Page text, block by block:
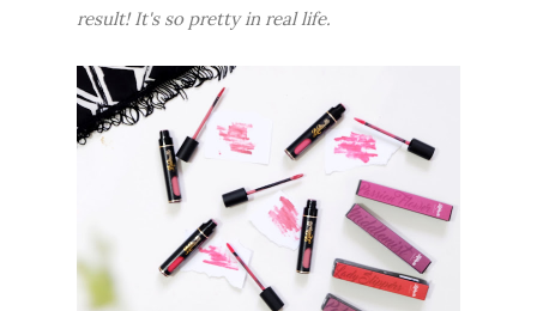
result! It's so pretty in real life.